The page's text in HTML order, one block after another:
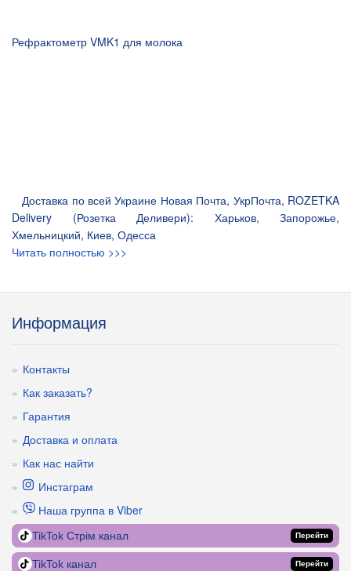
Рефрактометр VMK1 для молока
Доставка по всей Украине Новая Почта, УкрПочта, ROZETKA
Delivery (Розетка Деливери): Харьков, Запорожье,
Хмельницкий, Киев, Одесса
Читать полностью >>>
Информация
Контакты
Как заказать?
Гарантия
Доставка и оплата
Как нас найти
Инстаграм
Наша группа в Viber
TikTok Стрім канал Перейти
TikTok канал Перейти